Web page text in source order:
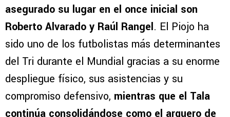
asegurado su lugar en el once inicial son
Roberto Alvarado y Raúl Rangel. El Piojo ha
sido uno de los futbolistas más determinantes
del Tri durante el Mundial gracias a su enorme
despliegue físico, sus asistencias y su
compromiso defensivo, mientras que el Tala
continúa consolidándose como el arquero de